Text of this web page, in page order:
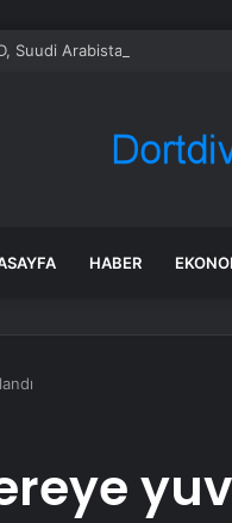
Suudi Arabistan ile nükleer
HABER